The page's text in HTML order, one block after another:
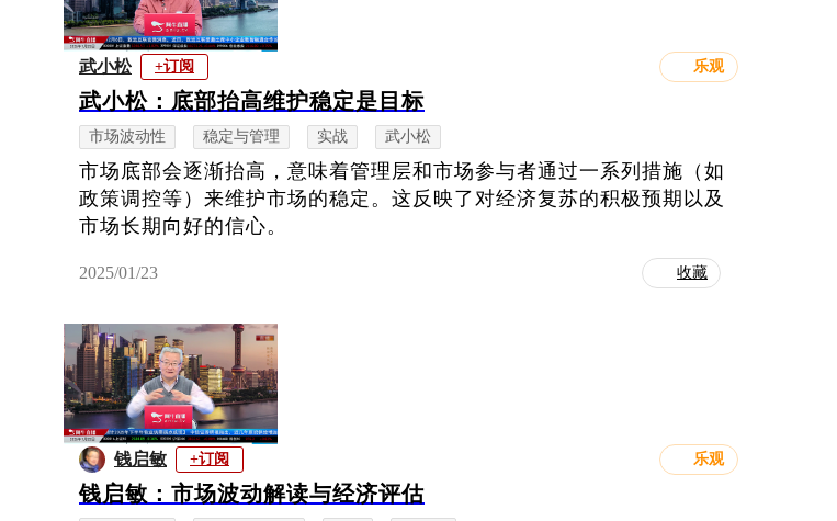
武小松 +订阅 乐观
武小松：底部抬高维护稳定是目标
市场波动性 稳定与管理 实战 武小松
市场底部会逐渐抬高，意味着管理层和市场参与者通过一系列措施（如
政策调控等）来维护市场的稳定。这反映了对经济复苏的积极预期以及
市场长期向好的信心。
2025/01/23 收藏
钱启敏 +订阅 乐观
钱启敏：市场波动解读与经济评估